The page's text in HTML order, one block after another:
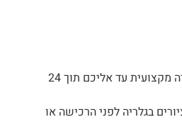
ניתן להזמין משלוח + תלייה מקצועית עד אליכם תוך 24
בגלריה לפני הרכישה או